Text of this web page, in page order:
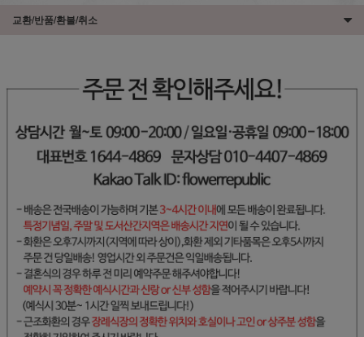
교환/반품/환불/취소